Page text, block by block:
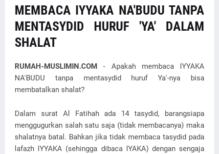
MEMBACA IYYAKA NA'BUDU TANPA
MENTASYDID HURUF 'YA' DALAM
SHALAT
RUMAH-MUSLIMIN.COM - Apakah membaca IYYAKA
NA'BUDU tanpa mentasydid huruf Ya'-nya bisa
membatalkan shalat?
Dalam surat Al Fatihah ada 14 tasydid, barangsiapa
menggugurkan salah satu saja (tidak membacanya) maka
shalatnya batal. Bahkan jika tidak membaca tasydid pada
lafazh IYYAKA (sehingga dibaca IYAKA) dengan sengaja